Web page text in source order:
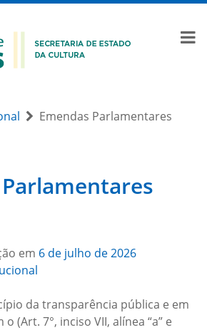
Emendas Parlamentares
em 6 de julho de 2026
da transparência pública e em
(Art. 7°, inciso VII, alínea “a” e